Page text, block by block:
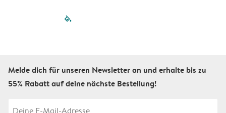
filled-pagination
Melde dich für unseren Newsletter an und erhalte bis zu
55% Rabatt auf deine nächste Bestellung!